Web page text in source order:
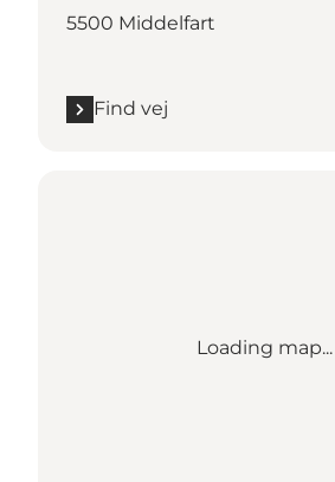
5500 Middelfart
Find vej
Loading map...